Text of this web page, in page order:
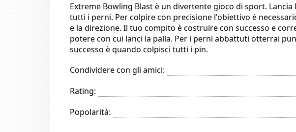
Extreme Bowling Blast è un divertente gioco di sport.
tutti i perni. Per colpire con precisione l'obiettivo è
e la direzione. Il tuo compito è costruire con successo e
potere con cui lanci la palla. Per i perni abbattuti otterrai
successo è quando colpisci tutti i pin.
Condividere con gli amici:
Rating:
Popolarità: